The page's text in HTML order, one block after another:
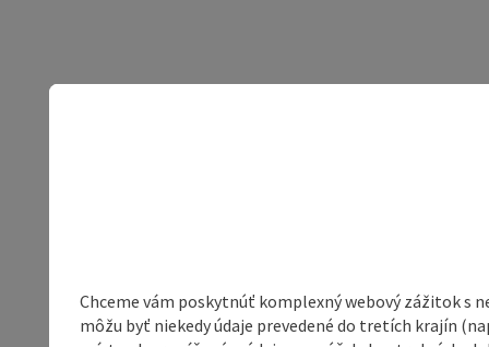
Chceme vám poskytnúť komplexný webový zážitok s
môžu byť niekedy údaje prevedené do tretích krajín